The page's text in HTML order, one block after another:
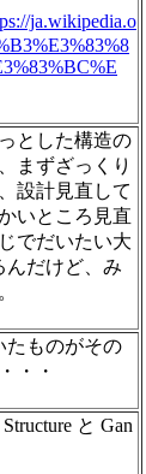
ja.wikipedia.o
とした構造の
まずざっくり
設計見直して
いところ見直
でだいたい大
んだけど、み
たものがその
・・
と Gan